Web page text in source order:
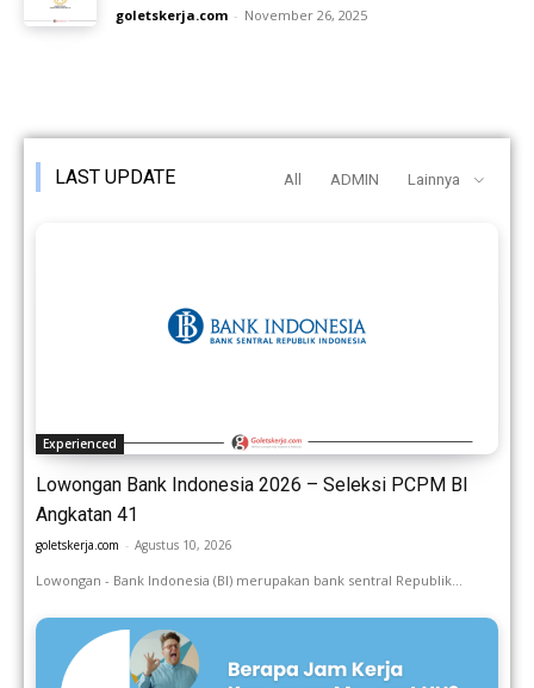
goletskerja.com - November 26, 2025
LAST UPDATE All ADMIN Lainnya
Experienced
Lowongan Bank Indonesia 2026 – Seleksi PCPM BI
Angkatan 41
goletskerja.com - Agustus 10, 2026
Lowongan - Bank Indonesia (BI) merupakan bank sentral Republik...